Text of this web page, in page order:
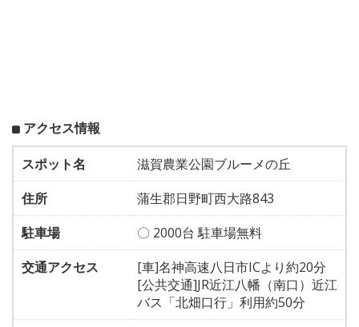
アクセス情報
スポット名
滋賀農業公園ブルーメの丘
住所
蒲生郡日野町西大路843
駐車場
〇 2000台 駐車場無料
交通アクセス
[車]名神高速八日市ICより約20分
[公共交通]JR近江八幡（南口）近江
バス「北畑口行」利用約50分